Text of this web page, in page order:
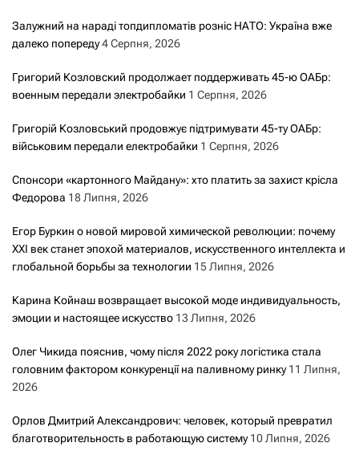
з
а
и
с
м
Залужний на нараді топдипломатів розніс НАТО: Україна вже
далеко попереду4 Серпня, 2026
Григорий Козловский продолжает поддерживать 45-ю ОАБр:
военным передали электробайки 1 Серпня, 2026
Григорій Козловський продовжує підтримувати 45-ту ОАБр:
військовим передали електробайки 1 Серпня, 2026
Спонсори «картонного Майдану»: хто платить за захист крісла
Федорова 18 Липня, 2026
Егор Буркин о новой мировой химической революции: почему
XXI век станет эпохой материалов, искусственного интеллекта и
глобальной борьбы за технологии 15 Липня, 2026
Карина Койнаш возвращает высокой моде индивидуальность,
эмоции и настоящее искусство 13 Липня, 2026
Олег Чикида пояснив, чому після 2022 року логістика стала
головним фактором конкуренції на паливному ринку 11 Липня,
2026
Орлов Дмитрий Александрович: человек, который превратил
благотворительность в работающую систему 10 Липня, 2026